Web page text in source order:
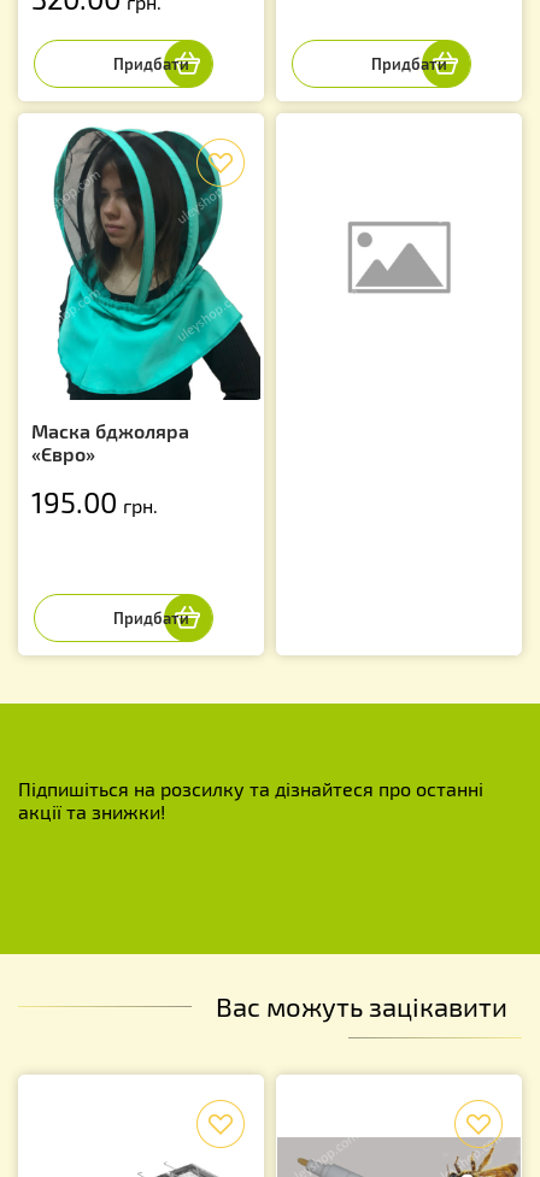
Маска бджоляра
«Євро»
195.00 грн.
Підпишіться на розсилку та дізнайтеся про останні
акції та знижки!
Вас можуть зацікавити